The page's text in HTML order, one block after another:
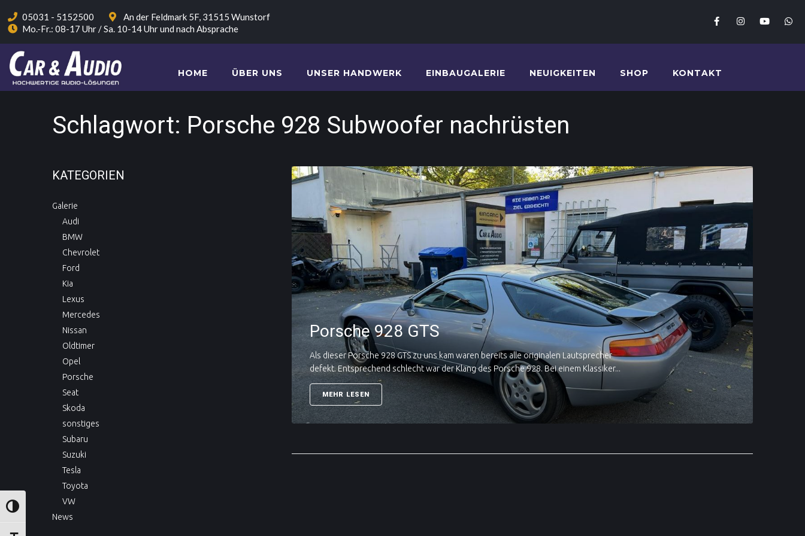
UMSCHALTEN AUF HOHE KONTRASTE
05031 - 5152500
An der Feldmark 5F, 31515 Wunstorf
Mo.-Fr.: 08-17 Uhr / Sa. 10-14 Uhr und nach Absprache
HOME ÜBER UNS UNSER HANDWERK EINBAUGALERIE NEUIGKEITEN SHOP KONTAKT
Schlagwort: Porsche 928 Subwoofer nachrüsten
Porsche 928 GTS
Als dieser Porsche 928 GTS zu uns kam waren bereits alle originalen Lautsprecher
defekt. Entsprechend schlecht war der Klang des Porsche 928. Bei einem Klassiker...
MEHR LESEN
KATEGORIEN
Galerie
Audi
BMW
Chevrolet
Ford
Kia
Lexus
Mercedes
Nissan
Oldtimer
Opel
Porsche
Seat
Skoda
sonstiges
Subaru
Suzuki
Tesla
Toyota
VW
News